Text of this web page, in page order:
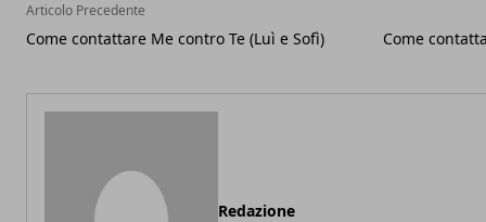
Articolo Precedente
Come contattare Me contro Te (Luì e Sofì) Come
Redazione